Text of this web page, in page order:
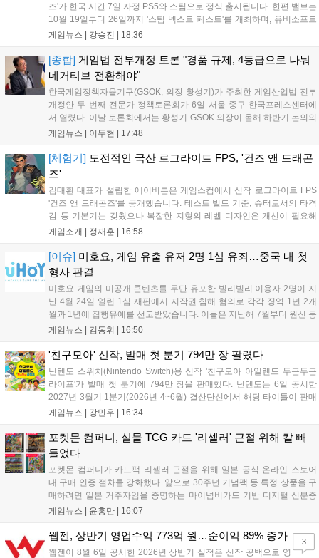
즈'가 한국 시간 7일 자정 PS5와 스팀으로 정식 출시됩니다. 한편 밸브는
10월 19일부터 26일까지 '스팀 넥스트 페스트'를 개최하며, 유비소프트
의 '더 디비전 리서전스'가 스팀에 출시되었고, 농장 시뮬레이션 '돌록 타
각기 다른 장르에서 이용자들의 기대를 모으고 있습니다....
게임뉴스 | 강승진 | 18:36
[종합] 게임법 전부개정 토론 "경품 규제, 4등급으로 나눠
네거티브 전환해야"
한국게임정책자율기구(GSOK, 의장 황성기)가 주최한 게임산업법 전부
개정안 두 번째 전문가 정책토론회가 6일 서울 중구 한국프레스센터에
서 열렸다. 이날 토론회에서는 황성기 GSOK 의장이 올해 하반기 논의의
주요 쟁점과 성과를 짚은 데 이어, 박종현 한양대 법학전문대학원 교수
호사가 게임 등...
게임뉴스 | 이두현 | 17:48
[체험기] 도전적인 국산 로그라이트 FPS, '건즈 앤 드래곤
즈'
김대훤 대표가 설립한 에이버튼은 게임스컴에서 신작 로그라이트 FPS
'건즈 앤 드래곤즈'를 공개했습니다. 테스트 빌드 기준, 슈터로서의 타격
감 등 기본기는 갖췄으나 복잡한 지형의 레벨 디자인은 개선이 필요해
보입니다. 또한, 성장 트랙의 과도한 분절과 무기 다양성 부족 등 로그라
추가 등을 통해 게임성을 다듬어 경쟁력을 확보할 계획입니다....
게임소개 | 정재훈 | 16:58
[이슈] 미호요, 게임 유출 유저 2명 1심 유죄…중국 내 첫
형사 판결
미호요 게임의 미공개 콘텐츠를 무단 유포한 빌리빌리 이용자 2명이 지
난 4월 24일 열린 1심 재판에서 저작권 침해 혐의로 각각 징역 1년 2개
월과 1년에 집행유예를 선고받았습니다. 이들은 지난해 7월부터 원신 등
주요 게임의 영상을 유포해 60만 회 이상의 조회수를 기록했습니다. 미
조하며 향후 무단 유출에 강경 대응할 방침입니다....
게임뉴스 | 김동휘 | 16:50
'친구모아' 신작, 발매 첫 분기 794만 장 팔렸다
닌텐도 스위치(Nintendo Switch)용 신작 '친구모아 아일랜드 두근두근
라이프'가 발매 첫 분기에 794만 장을 판매했다. 닌텐도는 6일 공시한
2027년 3월기 1분기(2026년 4~6월) 결산단신에서 해당 타이틀이 판매
를 크게 늘렸다고 밝혔다. 4월 16일 발매된 이 작품은 약 2개월 반 만에
게임뉴스 | 강민우 | 16:34
포켓몬 컴퍼니, 실물 TCG 카드 '리셀러' 근절 위해 칼 빼
들었다
포켓몬 컴퍼니가 카드팩 리셀러 근절을 위해 일본 공식 온라인 스토어
내 구매 인증 절차를 강화했다. 앞으로 30주년 기념팩 등 특정 상품을 구
매하려면 일본 거주자임을 증명하는 마이넘버카드 기반 디지털 신분증
이 필수다. 해당 상품들은 온라인 추첨제로만 판매되며, 이번 조치는 과
러한 정책이 시장 물량 안정화에 어떤 영향을 미칠지 업계의 이목이 쏠
게임뉴스 | 윤홍만 | 16:07
웹젠, 상반기 영업수익 773억 원…순이익 89% 증가
웹젠이 8월 6일 공시한 2026년 상반기 실적은 신작 공백으로 영
3